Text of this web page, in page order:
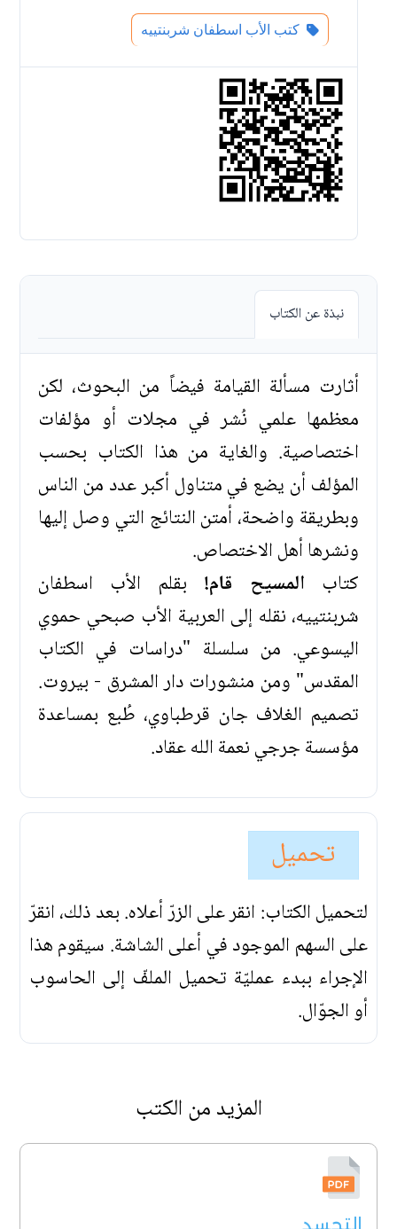
كتب الأب اسطفان شربنتييه
نبذة عن الكتاب
أثارت مسألة القيامة فيضاً من البحوث، لكن
معظمها علمي نُشر في مجلات أو مؤلفات
اختصاصية. والغاية من هذا الكتاب بحسب
المؤلف أن يضع في متناول أكبر عدد من الناس
وبطريقة واضحة، أمتن النتائج التي وصل إليها
ونشرها أهل الاختصاص.
كتاب المسيح قام! بقلم الأب اسطفان
شربنتييه، نقله إلى العربية الأب صبحي حموي
اليسوعي. من سلسلة "دراسات في الكتاب
المقدس" ومن منشورات دار المشرق - بيروت.
تصميم الغلاف جان قرطباوي، طُبع بمساعدة
مؤسسة جرجي نعمة الله عقاد.
تحميل
لتحميل الكتاب: انقر على الزرّ أعلاه. بعد ذلك، انقرّ
على السهم الموجود في أعلى الشاشة. سيقوم هذا
الإجراء ببدء عمليّة تحميل الملفّ إلى الحاسوب
أو الجوّال.
المزيد من الكتب
التجسد